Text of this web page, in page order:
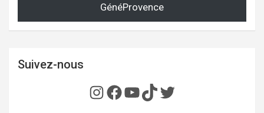
GénéProvence
Suivez-nous
Instagram
Facebook
YouTube
TikTok
Twitter